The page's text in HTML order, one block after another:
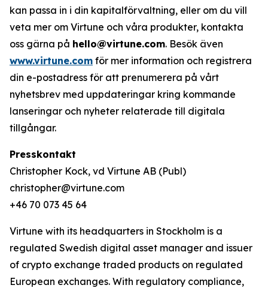
kan passa in i din kapitalförvaltning, eller om du vill
veta mer om Virtune och våra produkter, kontakta
oss gärna på hello@virtune.com. Besök även
www.virtune.com för mer information och registrera
din e-postadress för att prenumerera på vårt
nyhetsbrev med uppdateringar kring kommande
lanseringar och nyheter relaterade till digitala
tillgångar.
Presskontakt
Christopher Kock, vd Virtune AB (Publ)
christopher@virtune.com
+46 70 073 45 64
Virtune with its headquarters in Stockholm is a
regulated Swedish digital asset manager and issuer
of crypto exchange traded products on regulated
European exchanges. With regulatory compliance,